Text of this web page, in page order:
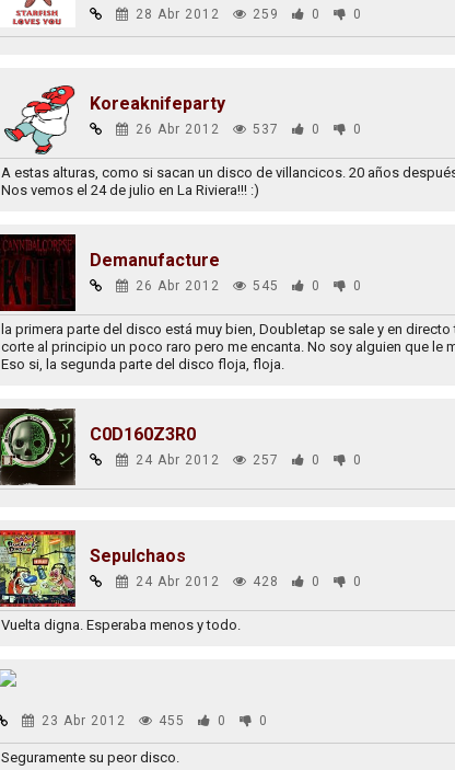
28 Abr 2012 259 0 0
Koreaknifeparty
26 Abr 2012 537 0 0
A estas alturas, como si sacan un disco de villancicos. 20 años
Nos vemos el 24 de julio en La Riviera!!! :)
Demanufacture
26 Abr 2012 545 0 0
la primera parte del disco está muy bien, Doubletap se sale y en
corte al principio un poco raro pero me encanta. No soy alguien que
Eso si, la segunda parte del disco floja, floja.
C0D160Z3R0
24 Abr 2012 257 0 0
Sepulchaos
24 Abr 2012 428 0 0
Vuelta digna. Esperaba menos y todo.
23 Abr 2012 455 0 0
Seguramente su peor disco.